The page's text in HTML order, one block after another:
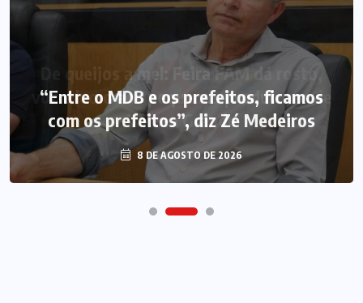
“Entre o MDB e os prefeitos, ficamos
com os prefeitos”, diz Zé Medeiros
8 DE AGOSTO DE 2026